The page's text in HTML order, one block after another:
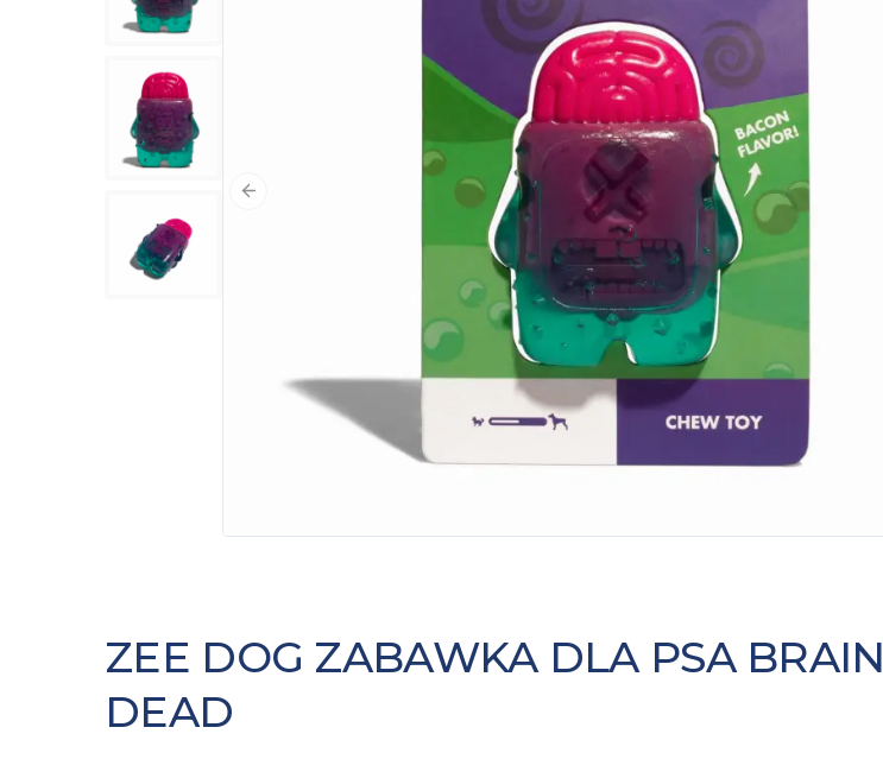
Poprzedni slajd
ZEE DOG ZABAWKA DLA PSA BRAIN
DEAD